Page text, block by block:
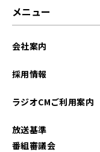
メニュー
会社案内
採用情報
ラジオCMご利用案内
放送基準
番組審議会